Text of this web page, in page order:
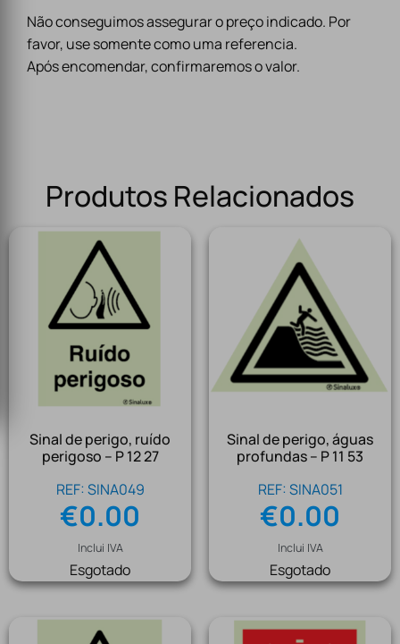
Não conseguimos assegurar o preço indicado. Por
favor, use somente como uma referencia.
Após encomendar, confirmaremos o valor.
Produtos Relacionados
Sinal de perigo, ruído
perigoso – P 12 27
REF: SINA049
€0.00
Inclui IVA
Esgotado
Sinal de perigo, águas
profundas – P 11 53
REF: SINA051
€0.00
Inclui IVA
Esgotado